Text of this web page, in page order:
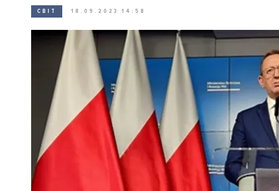
СВІТ 18.09.2023 14:58